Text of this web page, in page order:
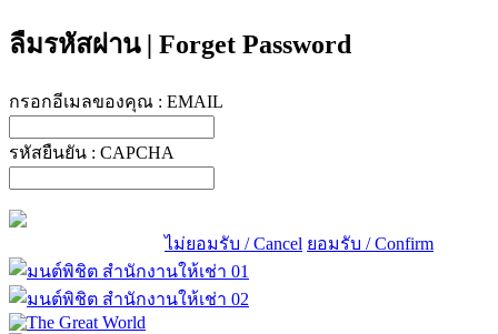
ลืมรหัสผ่าน | Forget Password
กรอกอีเมลของคุณ : EMAIL
รหัสยืนยัน : CAPCHA
ไม่ยอมรับ / Cancel ยอมรับ / Confirm